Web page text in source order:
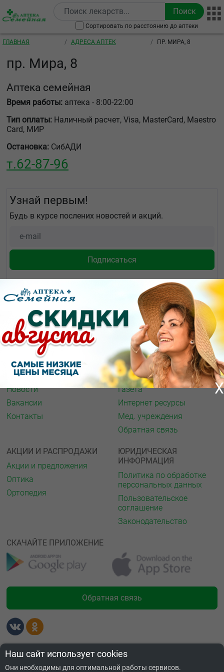
Сортировать по расстоянию до аптеки
Строка навигации
ГЛАВНАЯ АДРЕСА АПТЕК ПР. МИРА, 8
пр. Мира, 8
Аптека семейная
Время работы: аптека - 8:00-22:00
Тип оплаты: Наличный расчет, Visa, MasterCard, Maestro
Card, МИР
Остановка: СибАДИ
т.62-87-96
Узнай первым!
Будь в курсе послених новостей и акций.
X
О КОМПАНИИ
О нас
Акции
Архив акций
Новости
Вакансии
Контакты
ИНФОРМАЦИЯ
Аптечная справка
Адреса аптек
Спорт и фитнес
Газета
Интернет ресурсы
Мед. учреждения
Обратная связь
АКЦИИ И РАСПРОДАЖИ
Акции и предложения
Оптика
Ортопедия
ЮРИДИЧЕСКАЯ
ИНФОРМАЦИЯ
Политика по обработке
персональных данных
Пользовательское
соглашение
Законодательство
СКАЧАЙТЕ ПРИЛОЖЕНИЕ
Обратная связь
Лицензии
Наш сайт использует cookies
Они необходимы для оптимальной работы сервисов.